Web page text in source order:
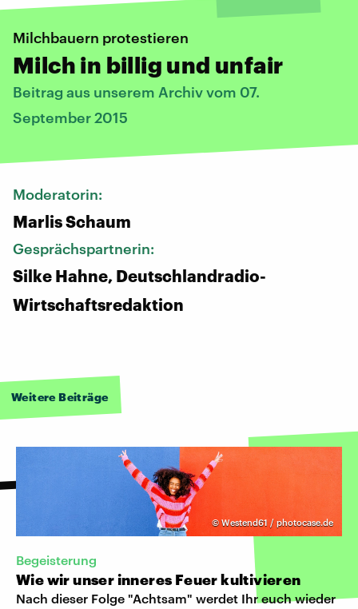
Milchbauern protestieren
Milch in billig und unfair
Beitrag aus unserem Archiv vom 07.
September 2015
Moderatorin:
Marlis Schaum
Gesprächspartnerin:
Silke Hahne, Deutschlandradio-
Wirtschaftsredaktion
Weitere Beiträge
© Westend61 / photocase.de
Begeisterung
Wie wir unser inneres Feuer kultivieren
Nach dieser Folge "Achtsam" werdet Ihr euch wieder